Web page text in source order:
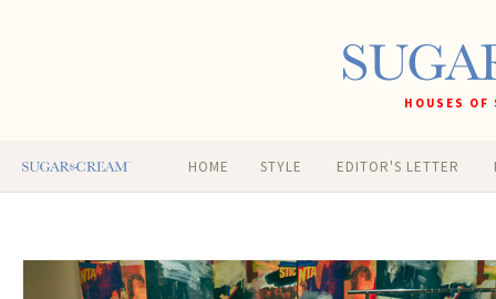
HOUSES
HOME STYLE EDITOR'S LETTER